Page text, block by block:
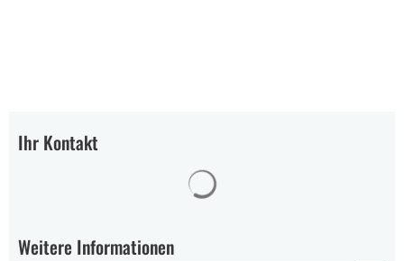
Ihr Kontakt
Weitere Informationen